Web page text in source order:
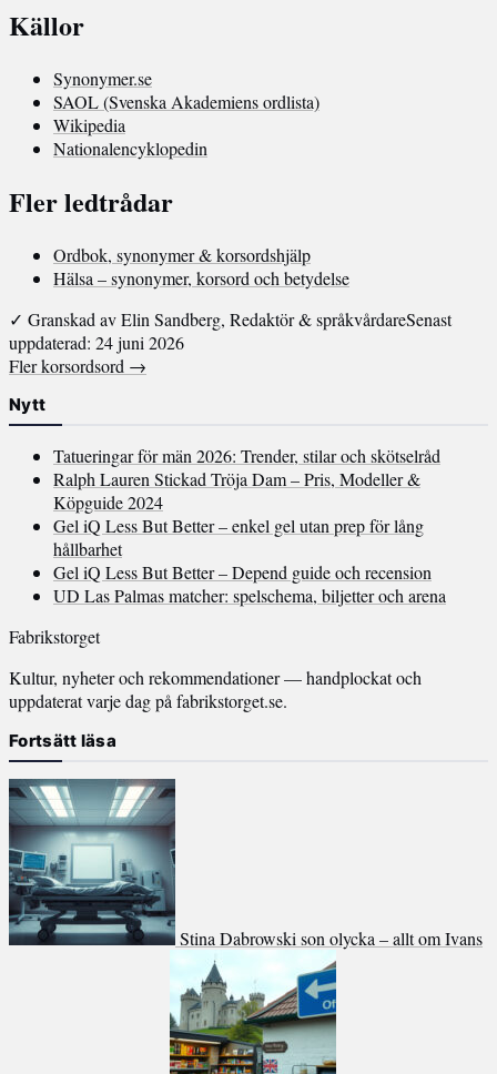
Källor
Synonymer.se
SAOL (Svenska Akademiens ordlista)
Wikipedia
Nationalencyklopedin
Fler ledtrådar
Ordbok, synonymer & korsordshjälp
Hälsa – synonymer, korsord och betydelse
✓ Granskad av Elin Sandberg, Redaktör & språkvårdareSenast
uppdaterad: 24 juni 2026
Fler korsordsord →
Nytt
Tatueringar för män 2026: Trender, stilar och skötselråd
Ralph Lauren Stickad Tröja Dam – Pris, Modeller &
Köpguide 2024
Gel iQ Less But Better – enkel gel utan prep för lång
hållbarhet
Gel iQ Less But Better – Depend guide och recension
UD Las Palmas matcher: spelschema, biljetter och arena
Fabrikstorget
Kultur, nyheter och rekommendationer — handplockat och
uppdaterat varje dag på fabrikstorget.se.
Fortsätt läsa
Stina Dabrowski son olycka – allt om Ivans